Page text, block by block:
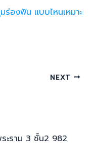
ร่องฟัน แบบไหนเหมาะ
NEXT
ะราม 3 ชั้น2 982